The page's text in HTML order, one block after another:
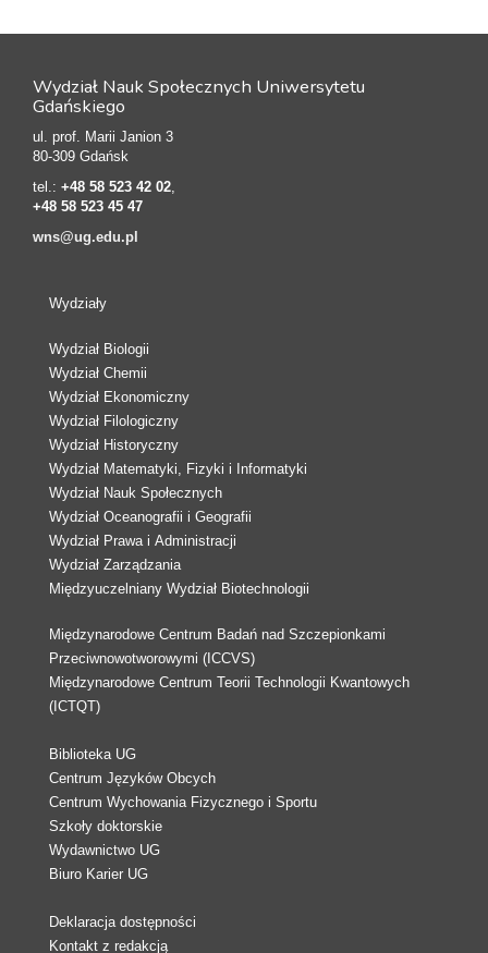
Wydział Nauk Społecznych Uniwersytetu
Gdańskiego
ul. prof. Marii Janion 3
80-309 Gdańsk
tel.: +48 58 523 42 02,
+48 58 523 45 47
wns@ug.edu.pl
Wydziały
Wydział Biologii
Wydział Chemii
Wydział Ekonomiczny
Wydział Filologiczny
Wydział Historyczny
Wydział Matematyki, Fizyki i Informatyki
Wydział Nauk Społecznych
Wydział Oceanografii i Geografii
Wydział Prawa i Administracji
Wydział Zarządzania
Międzyuczelniany Wydział Biotechnologii
Międzynarodowe Centrum Badań nad Szczepionkami
Przeciwnowotworowymi (ICCVS)
Międzynarodowe Centrum Teorii Technologii Kwantowych
(ICTQT)
Biblioteka UG
Centrum Języków Obcych
Centrum Wychowania Fizycznego i Sportu
Szkoły doktorskie
Wydawnictwo UG
Biuro Karier UG
Deklaracja dostępności
Kontakt z redakcją